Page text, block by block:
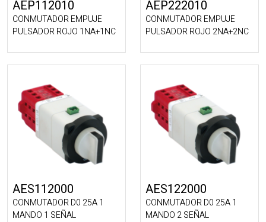
AEP112010
CONMUTADOR EMPUJE
PULSADOR ROJO 1NA+1NC
AEP222010
CONMUTADOR EMPUJE
PULSADOR ROJO 2NA+2NC
AES112000
CONMUTADOR D0 25A 1
MANDO 1 SEÑAL
AES122000
CONMUTADOR D0 25A 1
MANDO 2 SEÑAL